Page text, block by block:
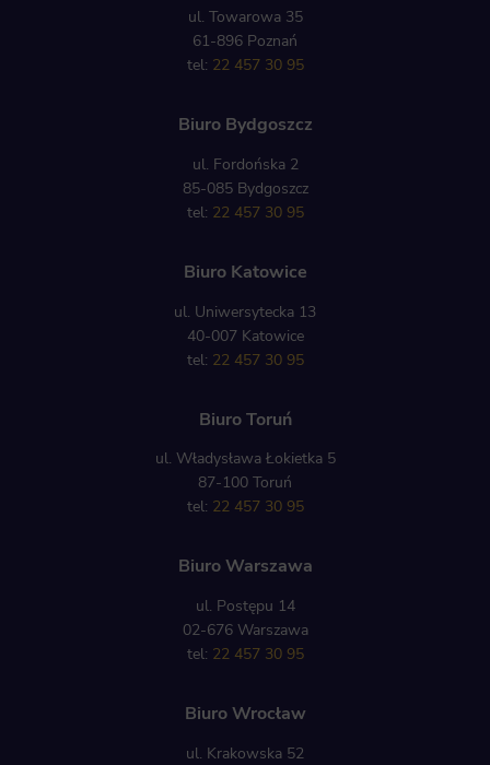
ul. Towarowa 35
61-896 Poznań
tel: 22 457 30 95
Biuro Bydgoszcz
ul. Fordońska 2
85-085 Bydgoszcz
tel: 22 457 30 95
Biuro Katowice
ul. Uniwersytecka 13
40-007 Katowice
tel: 22 457 30 95
Biuro Toruń
ul. Władysława Łokietka 5
87-100 Toruń
tel: 22 457 30 95
Biuro Warszawa
ul. Postępu 14
02-676 Warszawa
tel: 22 457 30 95
Biuro Wrocław
ul. Krakowska 52